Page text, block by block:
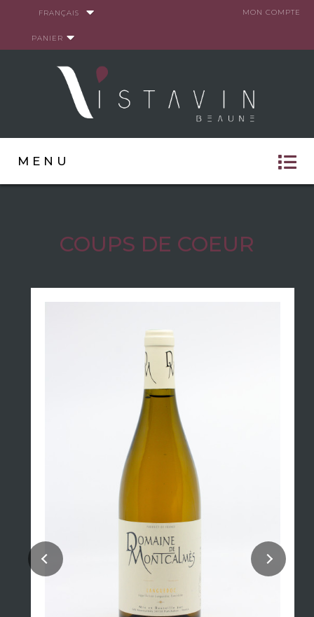
MON COMPTE
FRANÇAIS
PANIER
MENU
COUPS DE COEUR